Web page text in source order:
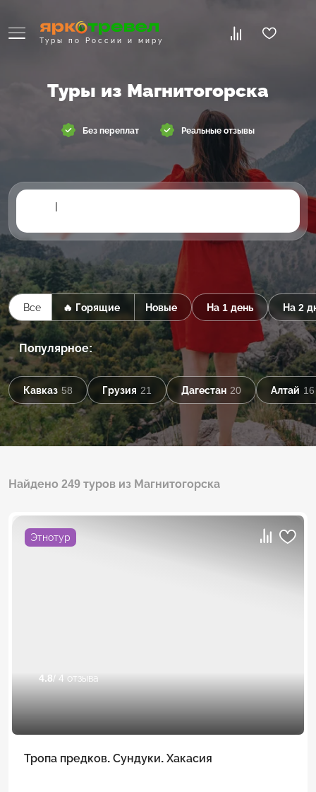
Туры по России и миру
Туры из Магнитогорска
Без переплат Реальные отзывы
|
Все 🔥 Горящие Новые На 1 день На 2
Популярное:
Кавказ 58 Грузия 21 Дагестан 20 Алтай 16
Найдено 249 туров из Магнитогорска
Этнотур
4.8/ 4 отзыва
Тропа предков. Сундуки. Хакасия